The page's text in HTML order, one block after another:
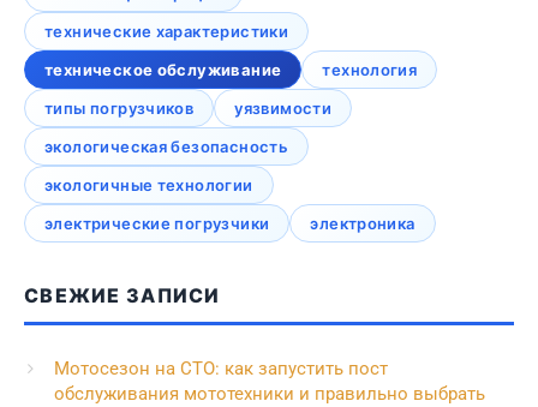
технические характеристики
техническое обслуживание
технология
типы погрузчиков
уязвимости
экологическая безопасность
экологичные технологии
электрические погрузчики
электроника
СВЕЖИЕ ЗАПИСИ
Мотосезон на СТО: как запустить пост
обслуживания мототехники и правильно выбрать